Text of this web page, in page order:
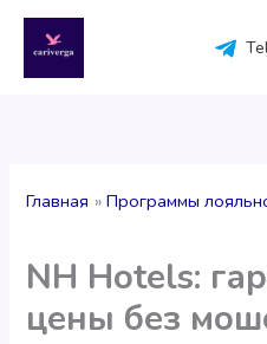
содержимому
Главная Программы
NH Hotels:
цены без